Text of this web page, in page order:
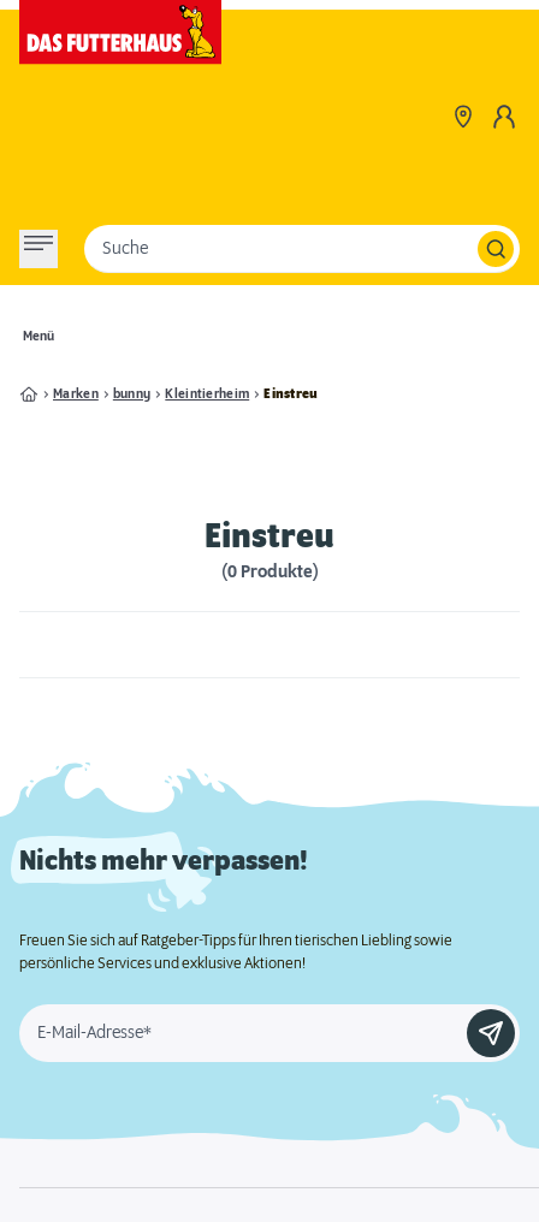
Menü
Suche
Marken bunny Kleintierheim Einstreu
Einstreu
(0 Produkte)
Nichts mehr verpassen!
Freuen Sie sich auf Ratgeber-Tipps für Ihren tierischen Liebling sowie
persönliche Services und exklusive Aktionen!
E-Mail-Adresse*